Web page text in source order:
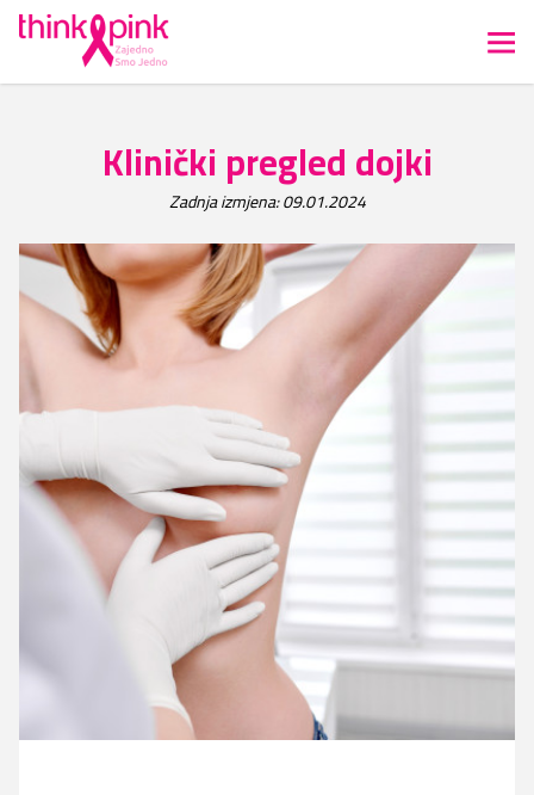
Klinički pregled dojki
Zadnja izmjena: 09.01.2024